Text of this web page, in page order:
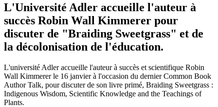
L'Université Adler accueille l'auteur à
succès Robin Wall Kimmerer pour
discuter de "Braiding Sweetgrass" et de
la décolonisation de l'éducation.
L'université Adler accueille l'auteur à succès et scientifique Robin
Wall Kimmerer le 16 janvier à l'occasion du dernier Common Book
Author Talk, pour discuter de son livre primé, Braiding Sweetgrass :
Indigenous Wisdom, Scientific Knowledge and the Teachings of
Plants.